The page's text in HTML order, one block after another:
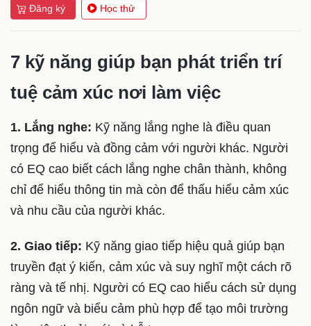
Đăng ký Học thử
7 kỹ năng giúp bạn phát triển trí
tuệ cảm xúc nơi làm việc
1. Lắng nghe: Kỹ năng lắng nghe là điều quan
trọng để hiểu và đồng cảm với người khác. Người
có EQ cao biết cách lắng nghe chân thành, không
chỉ để hiểu thông tin mà còn để thấu hiểu cảm xúc
và nhu cầu của người khác.
2. Giao tiếp: Kỹ năng giao tiếp hiệu quả giúp bạn
truyền đạt ý kiến, cảm xúc và suy nghĩ một cách rõ
ràng và tế nhị. Người có EQ cao hiểu cách sử dụng
ngôn ngữ và biểu cảm phù hợp để tạo môi trường